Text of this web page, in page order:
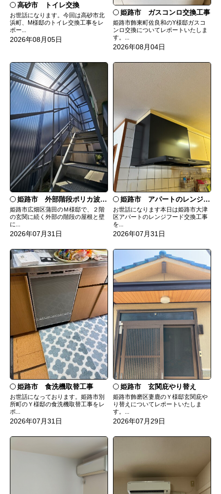
高砂市 トイレ交換
お世話になります。今回は高砂市北
浜町、M様邸のトイレ交換工事をレ
ポー...
2026年08月05日
姫路市 ガスコンロ交換工事
姫路市飾東町佐良和のY様邸ガスコ
ンロ交換についてレポートいたしま
す。...
2026年08月04日
姫路市 外部階段ポリカ波板張替工事
姫路市広畑区蒲田のＭ様邸で、２階
の玄関に続く外部の階段の屋根と壁
に...
2026年07月31日
姫路市 アパートのレンジフード交換
お世話になります本日は姫路市大津
区アパートのレンジフード交換工事
を...
2026年07月31日
姫路市 食洗機取替工事
お世話になっております。姫路市別
所町のＹ様邸の食洗機取替工事をレ
ポ...
2026年07月31日
姫路市 玄関庇やり替え
姫路市飾磨区妻鹿のＹ様邸玄関庇や
り替えについてレポートいたしま
す。...
2026年07月29日